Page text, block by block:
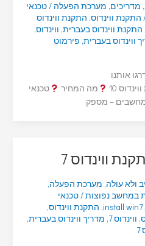
, מדריכים, מערכת הפעלה /טכנאי
התקנת ווינדוס, התקנת ווינדוס
התקנת ווינדוס בעברית, ווינדוס,
ווינדוס בעברית, פירמוט
אותנו
10
מה המחיר
טכנאי
ווינדוס 7
ולא עולה, מערכת הפעלה,
במחשב נפוצות/טכנאי
install win7
, התקנת ווינדוס,
, ווינדוס 7 , מדריך ווינדוס בעברית,